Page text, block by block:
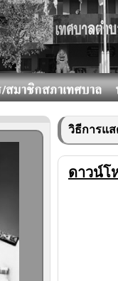
วิธีการแ
ดาวน์โ